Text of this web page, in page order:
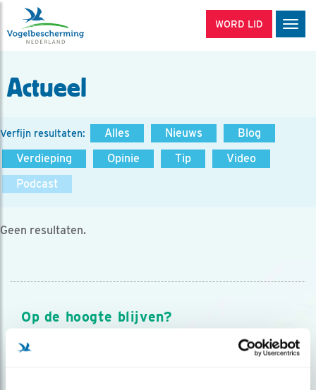
WORD LID
Actueel
Verfijn resultaten: Alles Nieuws
Blog
Verdieping
Opinie Tip
Video
Podcast
Geen resultaten.
Op de hoogte blijven?
Meld je aan en ontvang nieuws, inspiratie, acties en tips
over vogels en activiteiten van Vogelbescherming.